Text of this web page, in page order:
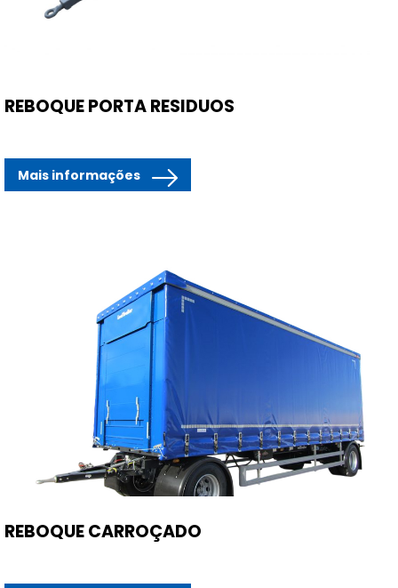
REBOQUE PORTA RESIDUOS
Mais informações
REBOQUE CARROÇADO